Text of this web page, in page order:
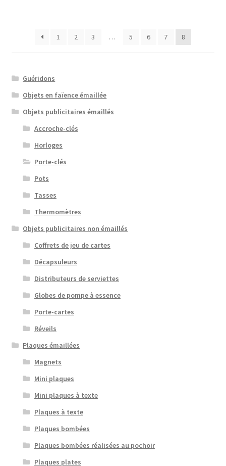
1 2 3 … 5 6 7 8
Guéridons
Objets en faïence émaillée
Objets publicitaires émaillés
Accroche-clés
Horloges
Porte-clés
Pots
Tasses
Thermomètres
Objets publicitaires non émaillés
Coffrets de jeu de cartes
Décapsuleurs
Distributeurs de serviettes
Globes de pompe à essence
Porte-cartes
Réveils
Plaques émaillées
Magnets
Mini plaques
Mini plaques à texte
Plaques à texte
Plaques bombées
Plaques bombées réalisées au pochoir
Plaques plates